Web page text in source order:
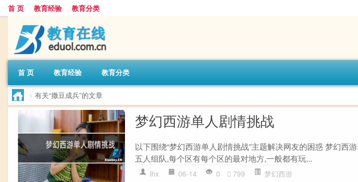
首 页 教育经验 教育分类
首 页 教育经验 教育分类
> 有关“撒豆成兵”的文章
梦幻西游单人剧情挑战
以下围绕“梦幻西游单人剧情挑战”主题解决网友的困惑 梦幻西
五人组队,每个区有每个区的最对地方,一般都有玩...
lhx 06-14 0 799 梦幻西游